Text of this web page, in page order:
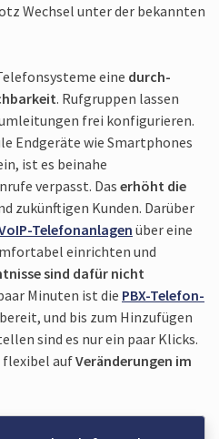
Wechsel unter der bekannten
eine durch­
. Rufgruppen lassen
frei konfigurieren.
Endgeräte wie Smartphones
ist es beinahe
verpasst. Das erhöht die
zukünftigen Kunden. Darüber
Telefonanlagen über eine
einrichten und
sind dafür nicht
Minuten ist die PBX-Telefon­
und bis zum Hinzu­fügen
sind es nur ein paar Klicks.
flexibel aufVeränderungen im